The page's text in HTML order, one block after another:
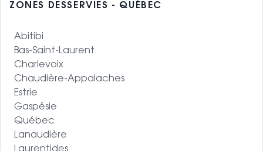
ZONES DESSERVIES - QUÉBEC
Abitibi
Bas-Saint-Laurent
Charlevoix
Chaudière-Appalaches
Estrie
Gaspésie
Québec
Lanaudière
Laurentides